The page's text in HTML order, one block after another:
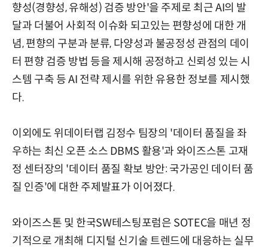
향성(경향성, 유해성) 검증 방안'을 주제로 최근 AI의 발
달과 더불어 사회적 이슈화 되고있는 편향성에 대한 개
념, 편향의 구분과 분류, 다양성과 불공정성 관점의 데이
터 편향 검증 방법 등을 제시해 공정하고 신뢰성 있는 시
스템 구축 등 AI 전략 제시를 위한 유용한 정보를 제시했
다.
이외에도 위데이터랩 김정수 팀장의 '데이터 품질을 좌
우하는 최신 오픈 소스 DBMS 활용'과 와이즈스톤 고재
정 센터장의 '데이터 품질 확보 방안: 국가공인 데이터 품
질 인증'에 대한 주제발표가 이어졌다.
와이즈스톤 및 한국SW테스팅포럼은 SOTEC을 매년 정
기적으로 개최해 디지털 신기술 트렌드에 대응하는 실무